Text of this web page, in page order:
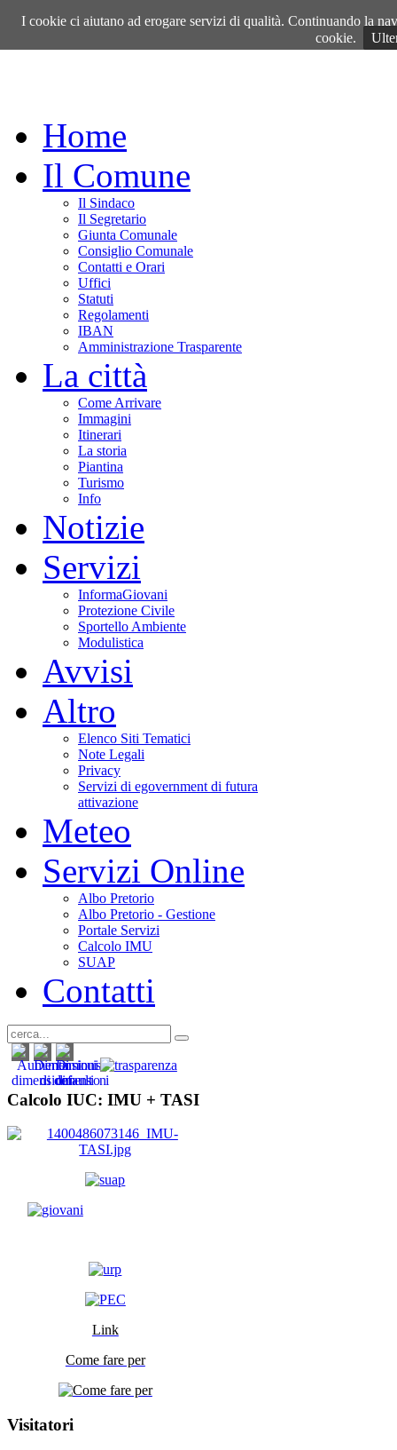
Venerdì, 07 Agosto 2026
Home
Il Comune
Il Sindaco
Il Segretario
Giunta Comunale
Consiglio Comunale
Contatti e Orari
Uffici
Statuti
Regolamenti
IBAN
Amministrazione Trasparente
La città
Come Arrivare
Immagini
Itinerari
La storia
Piantina
Turismo
Info
Notizie
Servizi
InformaGiovani
Protezione Civile
Sportello Ambiente
Modulistica
Avvisi
Altro
Elenco Siti Tematici
Note Legali
Privacy
Servizi di egovernment di futura
attivazione
Meteo
Servizi Online
Albo Pretorio
Albo Pretorio - Gestione
Portale Servizi
Calcolo IMU
SUAP
Contatti
Calcolo IUC: IMU + TASI
Link
Come fare per
Visitatori
I cookie ci aiutano ad erogare servizi di qualità. Continuando la
cookie.